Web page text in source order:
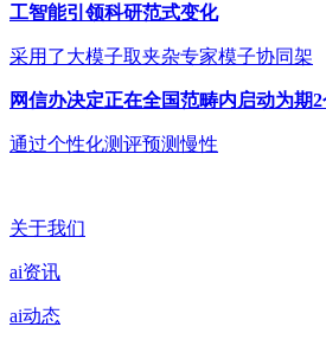
工智能引领科研范式变化
采用了大模子取夹杂专家模子协同架
网信办决定正在全国范畴内启动为期2
通过个性化测评预测慢性
关于我们
ai资讯
ai动态